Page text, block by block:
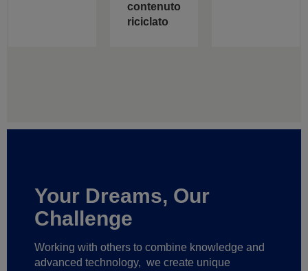
contenuto
riciclato
Your Dreams, Our
Challenge
Working with others to combine knowledge and
advanced technology, we create unique